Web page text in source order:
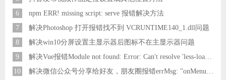
6
npm ERR! missing script: serve 报错解决方法
7
解决Photoshop 打开报错找不到 VCRUNTIME140_1.dll问题
8
解决win10分屏设置主显示器后图标不在主显示器问题
9
解决Vue报错Module not found: Error: Can't resolve 'less-loader' in 'C:\Users\Hm\Desktop\vue\vue_shop'问题
10